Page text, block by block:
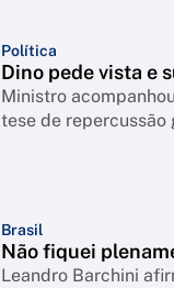
Política
Dino pede vista e
Ministro
tese de repercussão
Brasil
Não fiquei
Leandro Barchini